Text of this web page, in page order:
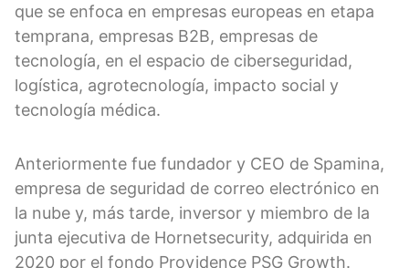
que se enfoca en empresas europeas en etapa
temprana, empresas B2B, empresas de
tecnología, en el espacio de ciberseguridad,
logística, agrotecnología, impacto social y
tecnología médica.
Anteriormente fue fundador y CEO de Spamina,
empresa de seguridad de correo electrónico en
la nube y, más tarde, inversor y miembro de la
junta ejecutiva de Hornetsecurity, adquirida en
2020 por el fondo Providence PSG Growth.